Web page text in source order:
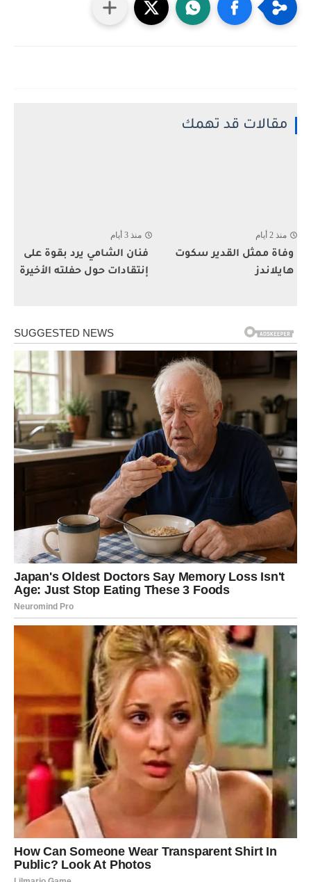
مقالات قد تهمك
منذ 2 أيام
وفاة ممثل القدير سكوت
هايلاندز
منذ 3 أيام
فنان الشامي يرد بقوة على
إنتقادات حول حفلته الأخيرة